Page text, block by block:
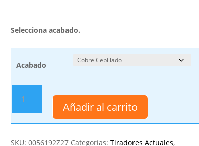
Selecciona acabado.
Acabado
Viefe
0056
Asa
U
Añadir al carrito
SKU: 0056192Z27 Categorías: Tiradores Actuales,